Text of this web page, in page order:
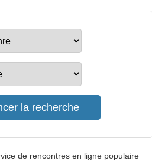
de rencontres en ligne populaire